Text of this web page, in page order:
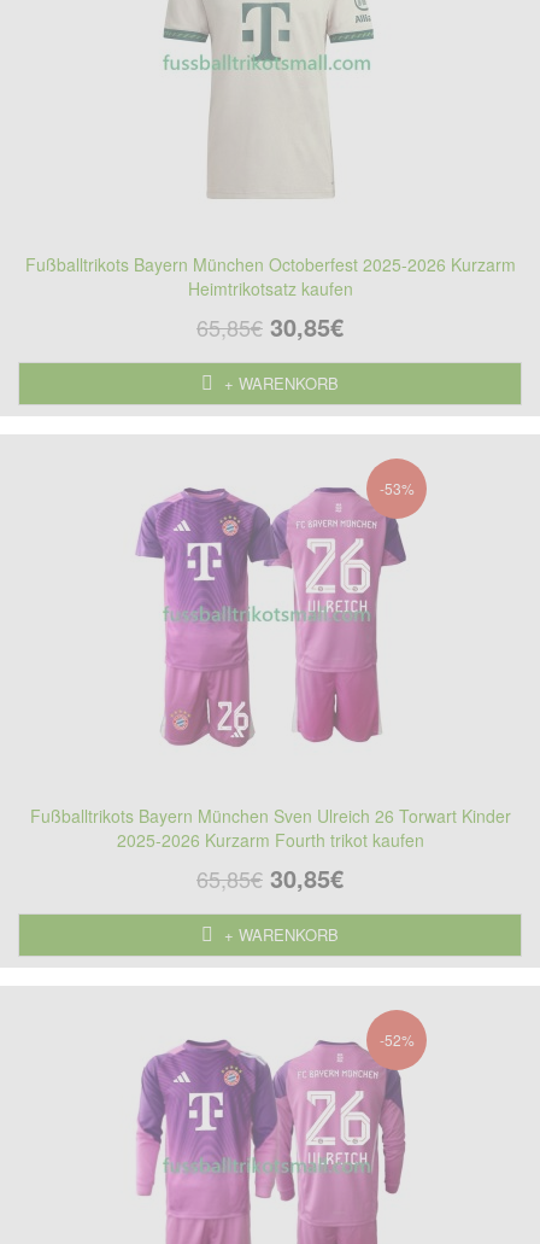
Fußballtrikots Bayern München Octoberfest 2025-2026 Kurzarm
Heimtrikotsatz kaufen
65,85€ 30,85€
+ WARENKORB
-53%
Fußballtrikots Bayern München Sven Ulreich 26 Torwart Kinder
2025-2026 Kurzarm Fourth trikot kaufen
65,85€ 30,85€
+ WARENKORB
-52%